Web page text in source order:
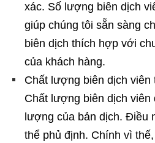
xác. Số lượng biên dịch
giúp chúng tôi sẵn sàng
biên dịch thích hợp với
của khách hàng.
Chất lượng biên dịch viên
Chất lượng biên dịch viên
lượng của bản dịch. Điều
thể phủ định. Chính vì